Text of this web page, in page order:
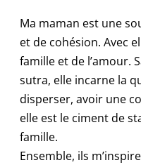
Ma maman est une
et de cohésion. Avec
famille et de l’amour.
sutra, elle incarne la
disperser, avoir une
elle est le ciment de
famille.
Ensemble, ils